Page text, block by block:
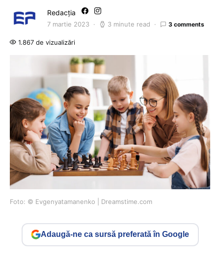
Redacția
7 martie 2023 3 minute read 3 comments
1.867 de vizualizări
Foto: © Evgenyatamanenko | Dreamstime.com
Adaugă-ne ca sursă preferată în Google